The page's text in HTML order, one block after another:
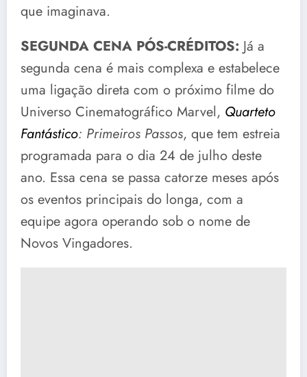
que imaginava.
SEGUNDA CENA PÓS-CRÉDITOS: Já a
segunda cena é mais complexa e estabelece
uma ligação direta com o próximo filme do
Universo Cinematográfico Marvel, Quarteto
Fantástico: Primeiros Passos, que tem estreia
programada para o dia 24 de julho deste
ano. Essa cena se passa catorze meses após
os eventos principais do longa, com a
equipe agora operando sob o nome de
Novos Vingadores.